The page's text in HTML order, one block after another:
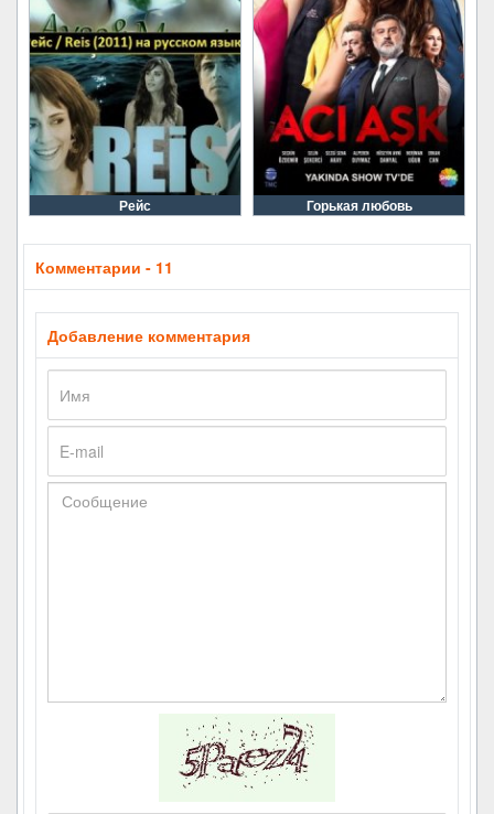
Рейс Горькая любовь
Комментарии - 11
Добавление комментария